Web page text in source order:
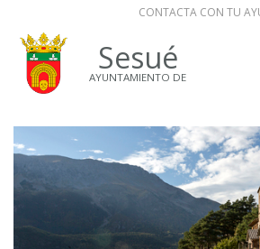
CONTACTA CON TU
Sesué
AYUNTAMIENTO DE